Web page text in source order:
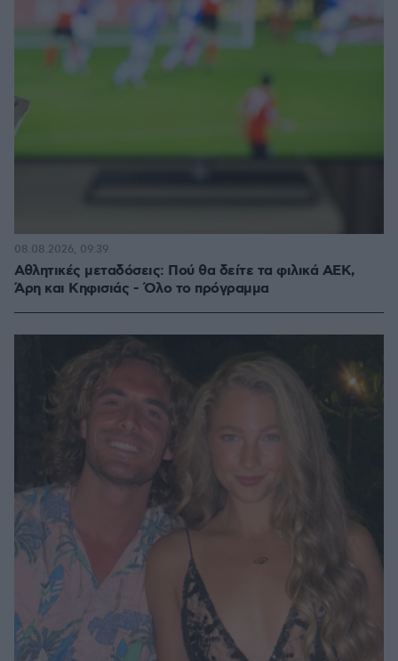
Αθλητικές μεταδόσεις: Πού θα δείτε τα φιλικά ΑΕΚ,
Άρη και Κηφισιάς - Όλο το πρόγραμμα
08.08.2026, 09:39